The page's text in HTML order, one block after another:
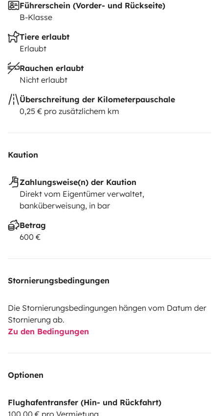
Führerschein (Vorder- und Rückseite)
B-Klasse
Tiere erlaubt
Erlaubt
Rauchen erlaubt
Nicht erlaubt
Überschreitung der Kilometerpauschale
0,25 € pro zusätzlichem km
Kaution
Zahlungsweise(n) der Kaution
Direkt vom Eigentümer verwaltet,
banküberweisung, in bar
Betrag
600 €
Stornierungsbedingungen
Die Stornierungsbedingungen hängen vom Datum der
Stornierung ab.
Zu den Bedingungen
Optionen
Flughafentransfer (Hin- und Rückfahrt)
100,00 € pro Vermietung